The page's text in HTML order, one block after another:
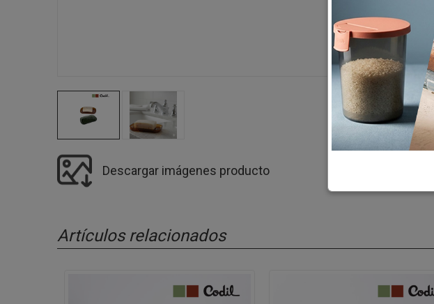
Descargar imágenes producto
Artículos relacionados